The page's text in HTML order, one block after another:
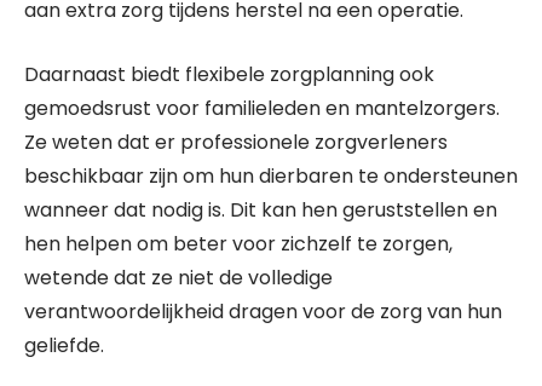
aan extra zorg tijdens herstel na een operatie.
Daarnaast biedt flexibele zorgplanning ook
gemoedsrust voor familieleden en mantelzorgers.
Ze weten dat er professionele zorgverleners
beschikbaar zijn om hun dierbaren te ondersteunen
wanneer dat nodig is. Dit kan hen geruststellen en
hen helpen om beter voor zichzelf te zorgen,
wetende dat ze niet de volledige
verantwoordelijkheid dragen voor de zorg van hun
geliefde.